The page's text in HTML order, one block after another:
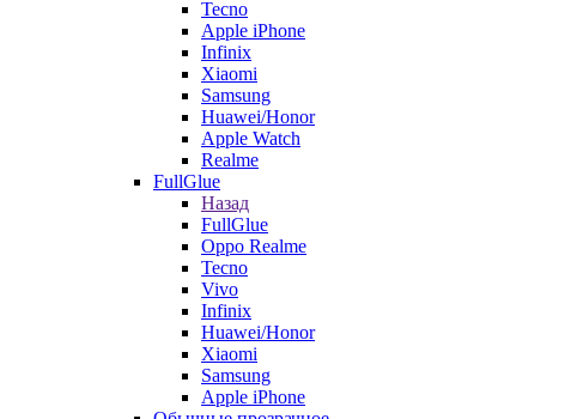
Tecno
Apple iPhone
Infinix
Xiaomi
Samsung
Huawei/Honor
Apple Watch
Realme
FullGlue
Назад
FullGlue
Oppo Realme
Tecno
Vivo
Infinix
Huawei/Honor
Xiaomi
Samsung
Apple iPhone